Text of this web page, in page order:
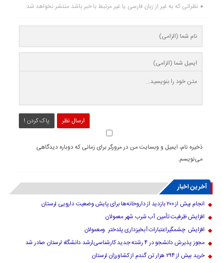
نظراتی که به غیر از زبان فارسی یا غیر مرتبط با خبر باشد منتشر نخواهد شد.
ارسال نظر پاک کردن !
ذخیره نام، ایمیل و وبسایت من در مرورگر برای زمانی که دوباره دیدگاهی
می‌نویسم.
آخرین اخبار
انجام بیش از ۲۰۰ بازدید از داروخانه‌ها برای پایش وضعیت دارویی لرستان
افزایش ظرفیت تأمین آب شرب شهر معمولان
افزایش چشمگیراعتبارات آبخیزداری پلدختر ومعمولان
مجوز پذیرش دانشجو در ۴ رشته جدید کارشناسی‌ارشد دانشگاه لرستان صادر شد
خرید بیش از ۲۹۴ هزار تن گندم از کشاورزان لرستان